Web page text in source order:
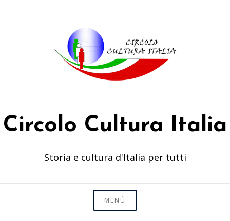
Circolo Cultura Italia
Storia e cultura d'Italia per tutti
MENÚ